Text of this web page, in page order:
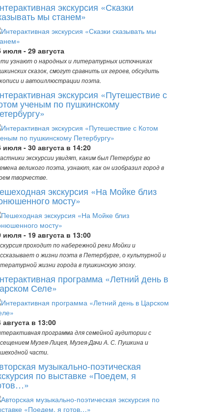
экскурсия «Сказки
мы станем»
июля - 29 августа
узнают о народных и литературных источниках
сказок, смогут сравнить их героев, обсудить
и автоиллюстрации поэта.
экскурсия «Путешествие с
ученым по пушкинскому
июля - 30 августа в 14:20
экскурсии увидят, каким был Петербург во
великого поэта, узнают, как он изобразил город в
творчестве.
экскурсия «На Мойке близ
мосту»
июля - 19 августа в 13:00
проходит по набережной реки Мойки и
о жизни поэта в Петербурге, о культурной и
жизни города в пушкинскую эпоху.
программа «Летний день в
Селе»
августа в 13:00
программа для семейной аудитории с
Музея-Лицея, Музея-Дачи А. С. Пушкина и
части.
музыкально-поэтическая
по выставке «Поедем, я